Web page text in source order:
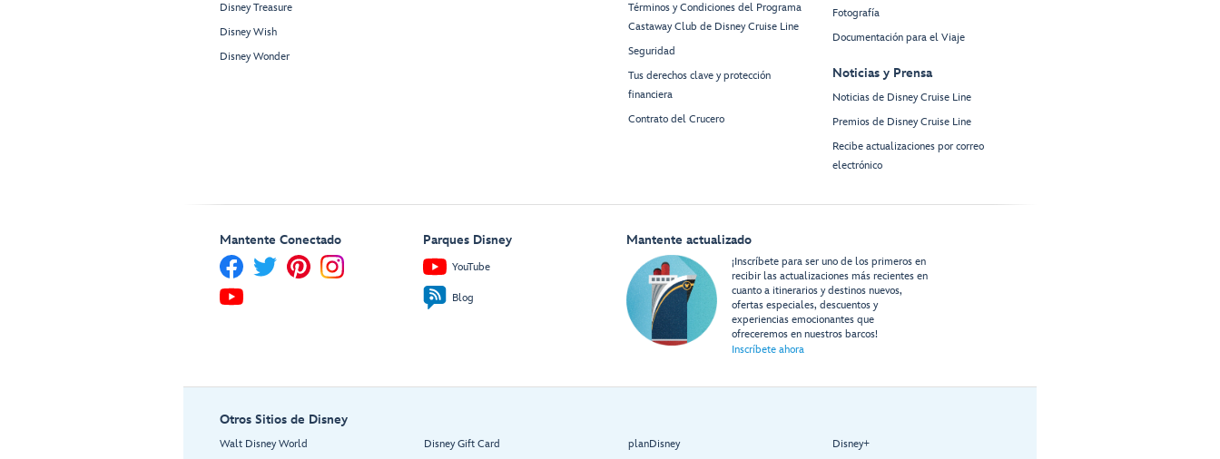
Disney Treasure
Disney Wish
Disney Wonder
Términos y Condiciones del Programa
Castaway Club de Disney Cruise Line
Seguridad
Tus derechos clave y protección
financiera
Contrato del Crucero
Fotografía
Documentación para el Viaje
Noticias y Prensa
Noticias de Disney Cruise Line
Premios de Disney Cruise Line
Recibe actualizaciones por correo
electrónico
Mantente Conectado Parques Disney
YouTube
Blog
Mantente actualizado
¡Inscríbete para ser uno de los primeros en
recibir las actualizaciones más recientes en
cuanto a itinerarios y destinos nuevos,
ofertas especiales, descuentos y
experiencias emocionantes que
ofreceremos en nuestros barcos!
Inscríbete ahora
Otros Sitios de Disney
Walt Disney World Disney Gift Card planDisney Disney+